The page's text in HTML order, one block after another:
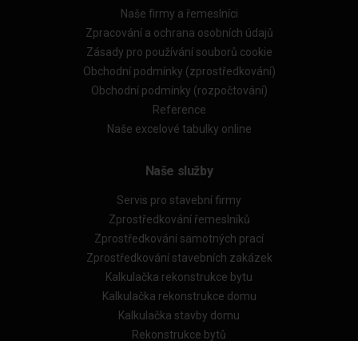
Naše firmy a řemeslníci
Zpracování a ochrana osobních údajů
Zásady pro používání souborů cookie
Obchodní podmínky (zprostředkování)
Obchodní podmínky (rozpočtování)
Reference
Naše excelové tabulky online
Naše služby
Servis pro stavební firmy
Zprostředkování řemeslníků
Zprostředkování samotných prací
Zprostředkování stavebních zakázek
Kalkulačka rekonstrukce bytu
Kalkulačka rekonstrukce domu
Kalkulačka stavby domu
Rekonstrukce bytů